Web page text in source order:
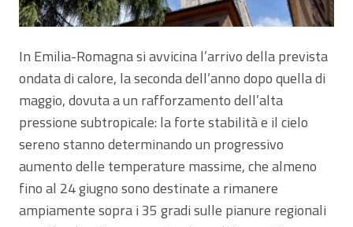
In Emilia-Romagna si avvicina l’arrivo della prevista
ondata di calore, la seconda dell’anno dopo quella di
maggio, dovuta a un rafforzamento dell’alta
pressione subtropicale: la forte stabilità e il cielo
sereno stanno determinando un progressivo
aumento delle temperature massime, che almeno
fino al 24 giugno sono destinate a rimanere
ampiamente sopra i 35 gradi sulle pianure regionali